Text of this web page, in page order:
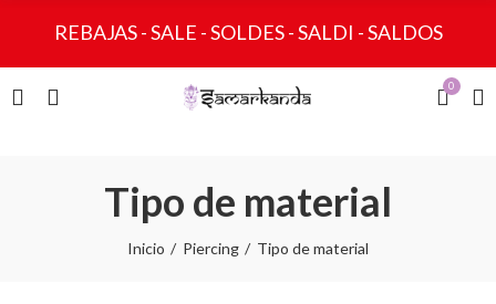
REBAJAS - SALE - SOLDES - SALDI - SALDOS
0
Tipo de material
Inicio Piercing Tipo de material